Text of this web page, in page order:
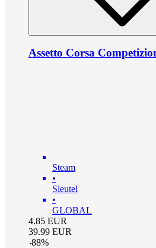
Assetto Corsa
Steam
•
Sleutel
•
GLOBAL
4.85 EUR
39.99 EUR
-88%